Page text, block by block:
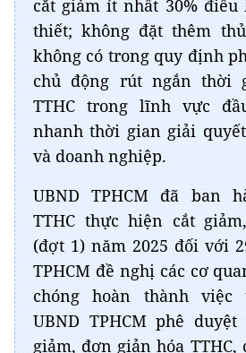
cắt giảm ít nhất 30% điều
thiết; không đặt thêm
không có trong quy định
chủ động rút ngắn thời
TTHC trong lĩnh vực
nhanh thời gian giải
và doanh nghiệp.
UBND TPHCM đã ban
TTHC thực hiện cắt
(đợt 1) năm 2025 đối với
TPHCM đề nghị các cơ
chóng hoàn thành
UBND TPHCM phê
giảm, đơn giản hóa TTHC,